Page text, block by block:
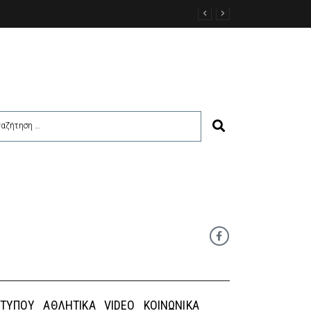
– Κάρπαθος περιμένουν τα εμπορεύματα
ΑΘΛΗΤΙΚΆ VIDEO ΚΟΙΝΩΝΙΚΆ